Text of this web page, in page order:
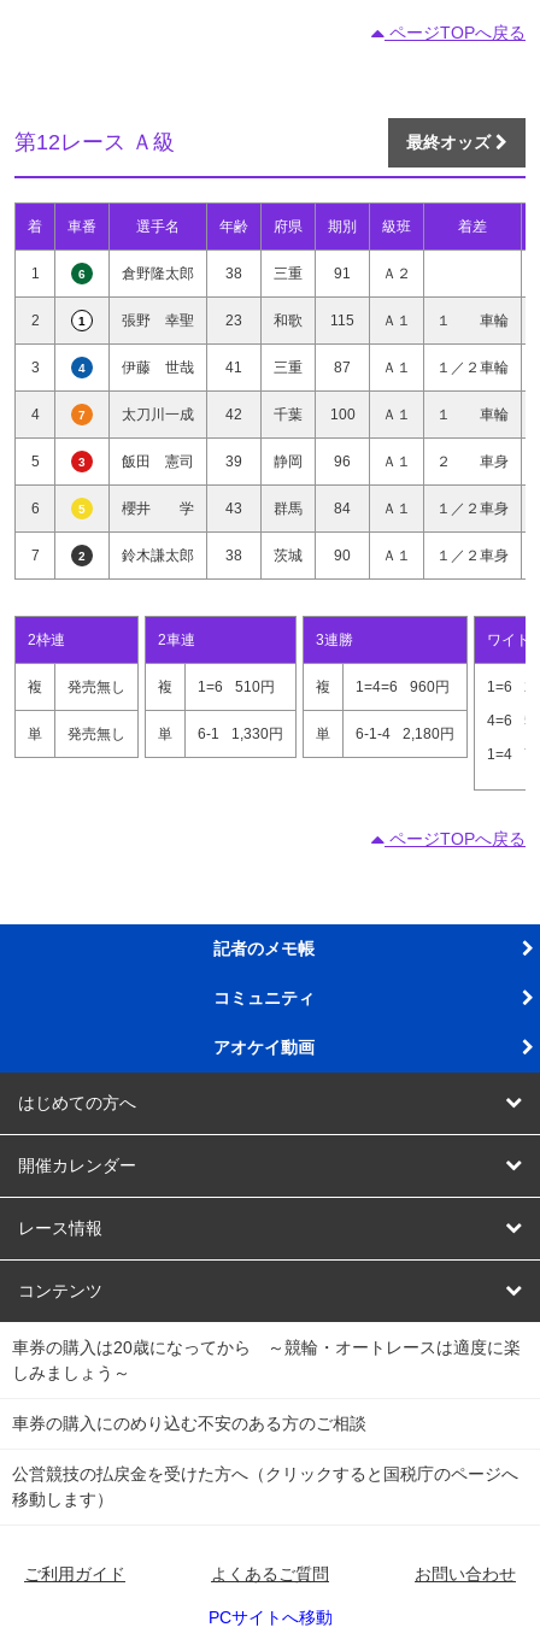
ページTOPへ戻る
第12レース Ａ級 最終オッズ
着 車番 選手名 年齢 府県 期別 級班 着差
1 6 倉野隆太郎 38 三重 91 Ａ２
2 1 張野 幸聖 23 和歌 115 Ａ１ １ 車輪
3 4 伊藤 世哉 41 三重 87 Ａ１ １／２車輪
4 7 太刀川一成 42 千葉 100 Ａ１ １ 車輪
5 3 飯田 憲司 39 静岡 96 Ａ１ ２ 車身
6 5 櫻井 学 43 群馬 84 Ａ１ １／２車身
7 2 鈴木謙太郎 38 茨城 90 Ａ１ １／２車身
2枠連
複 発売無し
単 発売無し
2車連
複 1=6 510円
単 6-1 1,330円
3連勝
複 1=4=6 960円
単 6-1-4 2,180円
ワイド
1=6
4=6
1=4
ページTOPへ戻る
記者のメモ帳
コミュニティ
アオケイ動画
はじめての方へ
AOKEIスタジアムって
AOKEIスタジアム会員ってなに
チャリロトとは
チャリロトセレクトとは
チャリロト５とは
チャリロト３とは
開催カレンダー
競輪
オートレース
競輪くじ
Dokanto!
レース情報
レース結果
キャリーオーバー一覧
全国の競輪場データ
コンテンツ
会員規約
会社概要
個人情報について
車券の購入は20歳になってから ～競輪・オートレースは適度に楽
しみましょう～
車券の購入にのめり込む不安のある方のご相談
公営競技の払戻金を受けた方へ（クリックすると国税庁のページへ
移動します）
ご利用ガイド よくあるご質問 お問い合わせ
PCサイトへ移動